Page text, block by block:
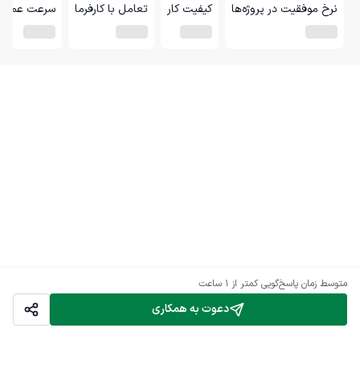
دعوت به همکاری
متوسط زمان پاسخ‌گویی کمتر از 1 ساعت
نرخ موفقیت در پروژه‌ها کیفیت کار تعامل با کارفرما سرعت عمل